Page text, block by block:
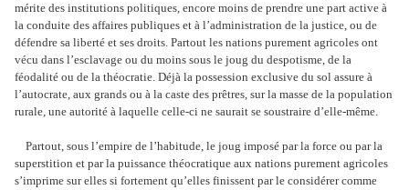
mérite des institutions politiques, encore moins de prendre une part active à
la conduite des affaires publiques et à l’administration de la justice, ou de
défendre sa liberté et ses droits. Partout les nations purement agricoles ont
vécu dans l’esclavage ou du moins sous le joug du despotisme, de la
féodalité ou de la théocratie. Déjà la possession exclusive du sol assure à
l’autocrate, aux grands ou à la caste des prêtres, sur la masse de la population
rurale, une autorité à laquelle celle-ci ne saurait se soustraire d’elle-même.
Partout, sous l’empire de l’habitude, le joug imposé par la force ou par la
superstition et par la puissance théocratique aux nations purement agricoles
s’imprime sur elles si fortement qu’elles finissent par le considérer comme